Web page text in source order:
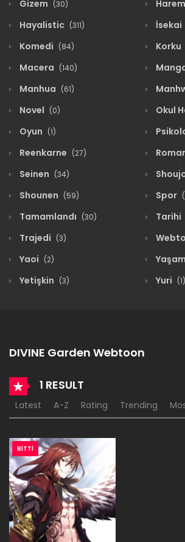
Gizem (30) Harem
Hayalistic (311) İsekai
Komedi (84) Korku
Macera (140)
Manhua (61)
Novel (0) Okul
Oyun (1)
Reenkarne (27)
Seinen (34)
Shounen (59) Spor
Tamamlandı (30) Tarihi
Trajedi (3)
Yaoi (2)
Yetişkin (3) Yuri (1)
DIVINE Garden Webtoon
1 RESULT
Latest A-Z Rating Trending
BITTI